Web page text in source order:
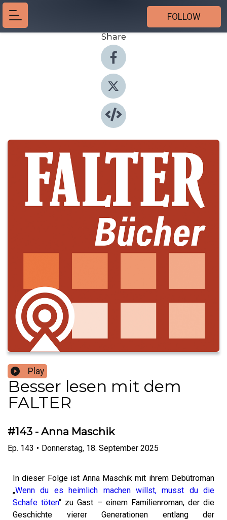
FOLLOW
Share
Play
Besser lesen mit dem
FALTER
#143 - Anna Maschik
Ep. 143 • Donnerstag, 18. September 2025
In dieser Folge ist Anna Maschik mit ihrem Debütroman
„Wenn du es heimlich machen willst, musst du die
Schafe töten“ zu Gast – einem Familienroman, der die
Geschichte vierer Generationen entlang der